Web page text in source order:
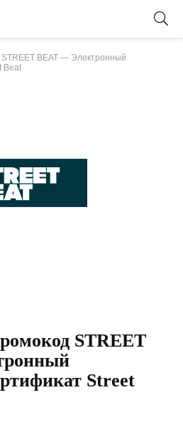
BEAT — Электронный
Beat
STREET
Street